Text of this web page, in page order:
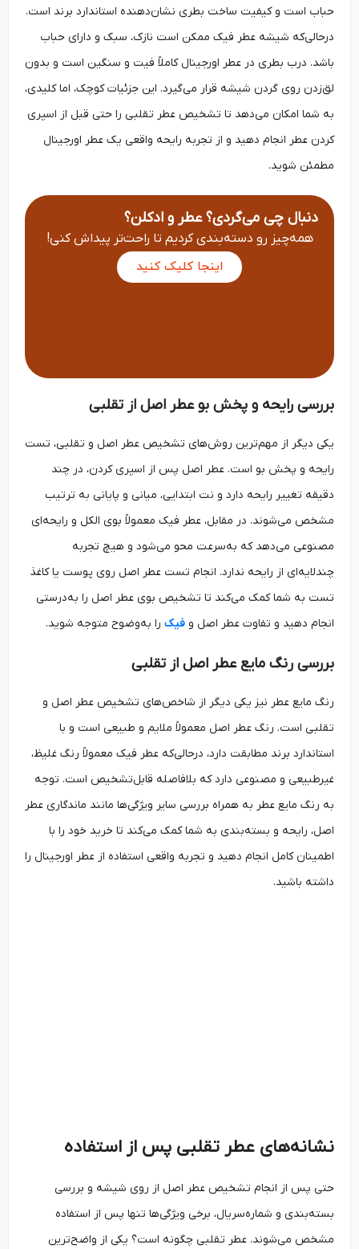
حباب است و کیفیت ساخت بطری نشان‌دهنده استاندارد برند است.
درحالی‌که شیشه عطر فیک ممکن است نازک، سبک و دارای حباب
باشد. درب بطری در عطر اورجینال کاملاً فیت و سنگین است و بدون
لق‌زدن روی گردن شیشه قرار می‌گیرد. این جزئیات کوچک، اما کلیدی،
به شما امکان می‌دهد تا تشخیص عطر تقلبی را حتی قبل از اسپری
کردن عطر انجام دهید و از تجربه رایحه واقعی یک عطر اورجینال
مطمئن شوید.
دنبال چی می‌گردی؟ عطر و ادکلن؟
همه‌چیز رو دسته‌بندی کردیم تا راحت‌تر پیداش کنی!
اینجا کلیک کنید
بررسی رایحه و پخش بو عطر اصل از تقلبی
یکی دیگر از مهم‌ترین روش‌های تشخیص عطر اصل و تقلبی، تست
رایحه و پخش بو است. عطر اصل پس از اسپری کردن، در چند
دقیقه تغییر رایحه دارد و نت ابتدایی، میانی و پایانی به ترتیب
مشخص می‌شوند. در مقابل، عطر فیک معمولاً بوی الکل و رایحه‌ای
مصنوعی می‌دهد که به‌سرعت محو می‌شود و هیچ تجربه
چندلایه‌ای از رایحه ندارد. انجام تست عطر اصل روی پوست یا کاغذ
تست به شما کمک می‌کند تا تشخیص بوی عطر اصل را به‌درستی
انجام دهید و تفاوت عطر اصل وفیک را به‌وضوح متوجه شوید.
بررسی رنگ مایع عطر اصل از تقلبی
رنگ مایع عطر نیز یکی دیگر از شاخص‌های تشخیص عطر اصل و
تقلبی است. رنگ عطر اصل معمولاً ملایم و طبیعی است و با
استاندارد برند مطابقت دارد، درحالی‌که عطر فیک معمولاً رنگ غلیظ،
غیرطبیعی و مصنوعی دارد که بلافاصله قابل‌تشخیص است. توجه
به رنگ مایع عطر به همراه بررسی سایر ویژگی‌ها مانند ماندگاری عطر
اصل، رایحه و بسته‌بندی به شما کمک می‌کند تا خرید خود را با
اطمینان کامل انجام دهید و تجربه واقعی استفاده از عطر اورجینال را
داشته باشید.
نشانه‌های عطر تقلبی پس از استفاده
حتی پس از انجام تشخیص عطر اصل از روی شیشه و بررسی
بسته‌بندی و شماره‌سریال، برخی ویژگی‌ها تنها پس از استفاده
مشخص می‌شوند. عطر تقلبی چگونه است؟ یکی از واضح‌ترین